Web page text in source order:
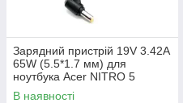
Зарядний пристрій 19V 3.42A
65W (5.5*1.7 мм) для
ноутбука Acer NITRO 5
AN515-31 65
В наявності